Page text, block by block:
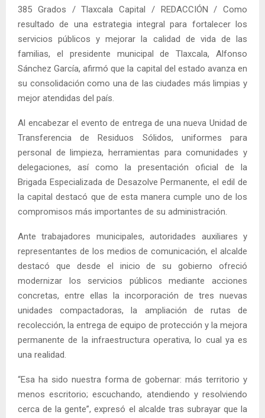
385 Grados / Tlaxcala Capital / REDACCIÓN / Como
resultado de una estrategia integral para fortalecer los
servicios públicos y mejorar la calidad de vida de las
familias, el presidente municipal de Tlaxcala, Alfonso
Sánchez García, afirmó que la capital del estado avanza en
su consolidación como una de las ciudades más limpias y
mejor atendidas del país.
Al encabezar el evento de entrega de una nueva Unidad de
Transferencia de Residuos Sólidos, uniformes para
personal de limpieza, herramientas para comunidades y
delegaciones, así como la presentación oficial de la
Brigada Especializada de Desazolve Permanente, el edil de
la capital destacó que de esta manera cumple uno de los
compromisos más importantes de su administración.
Ante trabajadores municipales, autoridades auxiliares y
representantes de los medios de comunicación, el alcalde
destacó que desde el inicio de su gobierno ofreció
modernizar los servicios públicos mediante acciones
concretas, entre ellas la incorporación de tres nuevas
unidades compactadoras, la ampliación de rutas de
recolección, la entrega de equipo de protección y la mejora
permanente de la infraestructura operativa, lo cual ya es
una realidad.
“Esa ha sido nuestra forma de gobernar: más territorio y
menos escritorio; escuchando, atendiendo y resolviendo
cerca de la gente”, expresó el alcalde tras subrayar que la